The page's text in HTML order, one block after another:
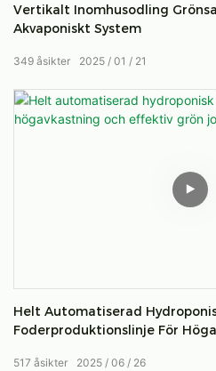
Vertikalt Inomhusodling
Akvaponiskt System
2025 01 21
349 åsikter
Helt Automatiserad
Foderproduktionslinje För
2025 06 26
517 åsikter